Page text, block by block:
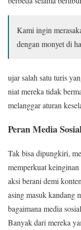
Kami ingin
dengan monyet di
ujar salah satu turis
niat mereka tidak
melanggar aturan
Peran Media
Tak bisa dipungkiri,
memperkuat
aksi berani demi
asing masuk kandang
bagaimana media
Banyak dari mereka